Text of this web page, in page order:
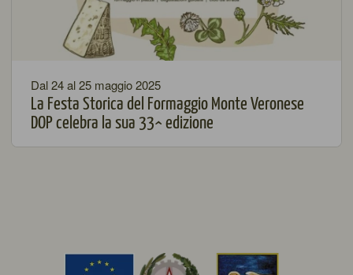
Dal 24 al 25 maggio 2025
La Festa Storica del Formaggio Monte Veronese
DOP celebra la sua 33^ edizione